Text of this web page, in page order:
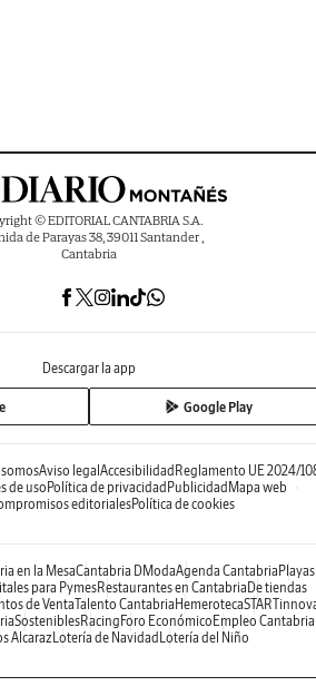
© EDITORIAL CANTABRIA S.A.
de Parayas 38, 39011 Santander ,
Cantabria
Descargar la app
Google Play
Aviso legal Accesibilidad Reglamento UE 2024/
de usoPolítica de privacidad Publicidad Mapa web
editorialesPolítica de cookies
en la MesaCantabria DModaAgenda Cantabria Playas
para PymesRestaurantes en Cantabria De tiendas
de VentaTalento Cantabria Hemeroteca
SosteniblesRacing Foro Económico Empleo Cantabria
AlcarazLotería de Navidad Lotería del Niño